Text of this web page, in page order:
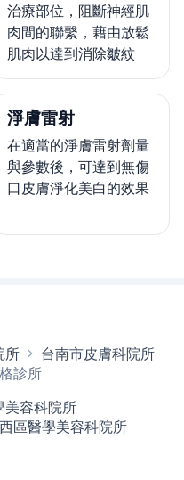
治療部位，阻斷神經肌
肉間的聯繫，藉由放鬆
肌肉以達到消除皺紋
淨膚雷射
在適當的淨膚雷射劑量
與參數後，可達到無傷
口皮膚淨化美白的效果
所
台南市皮膚科院所
診所
美容科院所
區醫學美容科院所